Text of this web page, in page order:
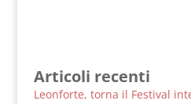
Articoli recenti
Leonforte, torna il Festival